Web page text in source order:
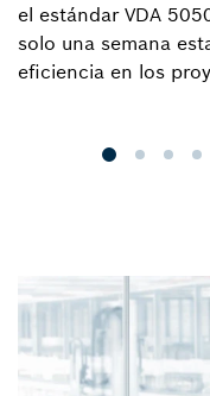
el estándar VDA
solo una semana
eficiencia en los